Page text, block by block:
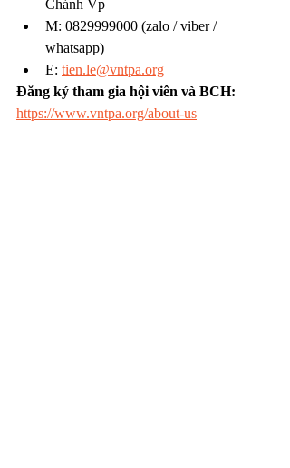
Chánh Vp
M: 0829999000 (zalo / viber /
whatsapp)
E: tien.le@vntpa.org
Đăng ký tham gia hội viên và BCH:
https://www.vntpa.org/about-us